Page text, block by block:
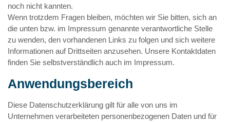
noch nicht kannten.
Wenn trotzdem Fragen bleiben, möchten wir Sie bitten, sich an
die unten bzw. im Impressum genannte verantwortliche Stelle
zu wenden, den vorhandenen Links zu folgen und sich weitere
Informationen auf Drittseiten anzusehen. Unsere Kontaktdaten
finden Sie selbstverständlich auch im Impressum.
Anwendungsbereich
Diese Datenschutzerklärung gilt für alle von uns im
Unternehmen verarbeiteten personenbezogenen Daten und für